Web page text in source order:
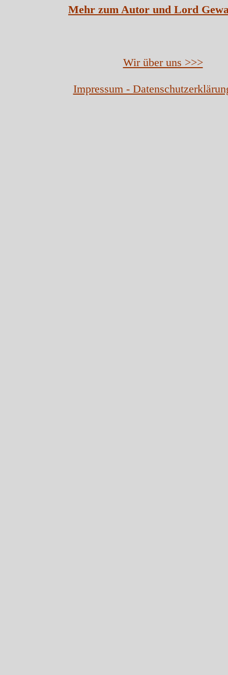
Mehr zum Autor und Lord
Wir über uns >>>
Impressum -